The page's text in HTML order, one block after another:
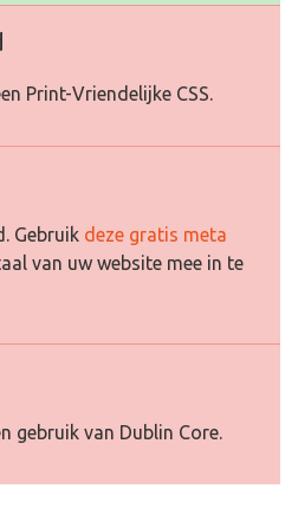
Print-Vriendelijke CSS.
Gebruik deze gratis meta
van uw website mee in te
gebruik van Dublin Core.